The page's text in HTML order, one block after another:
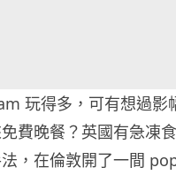
玩得多，可有想過影
費晚餐？英國有急凍
，在倫敦開了一間